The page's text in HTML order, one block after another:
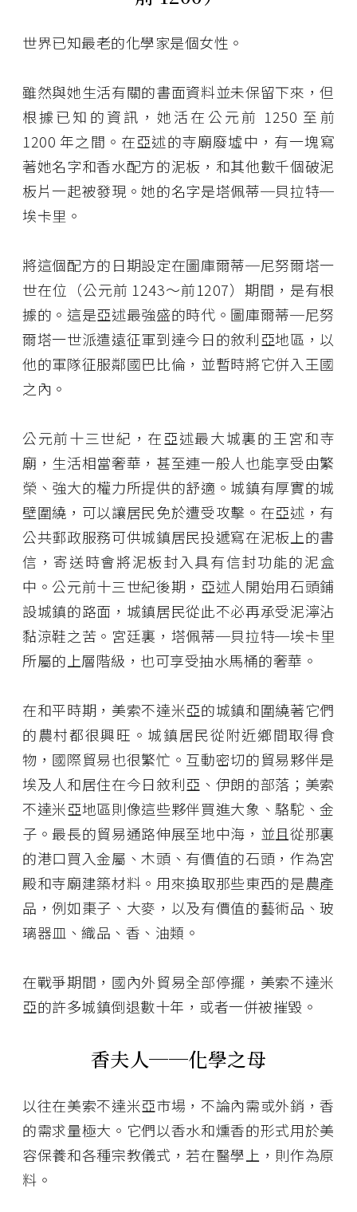
世界已知最老的化學家是個女性。
雖然與她生活有關的書面資料並未保留下來，但
根據已知的資訊，她活在公元前 1250 至前
1200 年之間。在亞述的寺廟廢墟中，有一塊寫
著她名字和香水配方的泥板，和其他數千個破泥
板片一起被發現。她的名字是塔佩蒂─貝拉特─
埃卡里。
將這個配方的日期設定在圖庫爾蒂─尼努爾塔一
世在位（公元前 1243～前1207）期間，是有根
據的。這是亞述最強盛的時代。圖庫爾蒂─尼努
爾塔一世派遣遠征軍到達今日的敘利亞地區，以
他的軍隊征服鄰國巴比倫，並暫時將它併入王國
之內。
公元前十三世紀，在亞述最大城裏的王宮和寺
廟，生活相當奢華，甚至連一般人也能享受由繁
榮、強大的權力所提供的舒適。城鎮有厚實的城
壁圍繞，可以讓居民免於遭受攻擊。在亞述，有
公共郵政服務可供城鎮居民投遞寫在泥板上的書
信，寄送時會將泥板封入具有信封功能的泥盒
中。公元前十三世紀後期，亞述人開始用石頭鋪
設城鎮的路面，城鎮居民從此不必再承受泥濘沾
黏涼鞋之苦。宮廷裏，塔佩蒂─貝拉特─埃卡里
所屬的上層階級，也可享受抽水馬桶的奢華。
在和平時期，美索不達米亞的城鎮和圍繞著它們
的農村都很興旺。城鎮居民從附近鄉間取得食
物，國際貿易也很繁忙。互動密切的貿易夥伴是
埃及人和居住在今日敘利亞、伊朗的部落；美索
不達米亞地區則像這些夥伴買進大象、駱駝、金
子。最長的貿易通路伸展至地中海，並且從那裏
的港口買入金屬、木頭、有價值的石頭，作為宮
殿和寺廟建築材料。用來換取那些東西的是農產
品，例如棗子、大麥，以及有價值的藝術品、玻
璃器皿、織品、香、油類。
在戰爭期間，國內外貿易全部停擺，美索不達米
亞的許多城鎮倒退數十年，或者一併被摧毀。
香夫人──化學之母
以往在美索不達米亞市場，不論內需或外銷，香
的需求量極大。它們以香水和燻香的形式用於美
容保養和各種宗教儀式，若在醫學上，則作為原
料。